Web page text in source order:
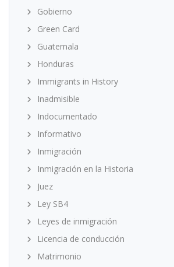
Gobierno
Green Card
Guatemala
Honduras
Immigrants in History
Inadmisible
Indocumentado
Informativo
Inmigración
Inmigración en la Historia
Juez
Ley SB4
Leyes de inmigración
Licencia de conducción
Matrimonio